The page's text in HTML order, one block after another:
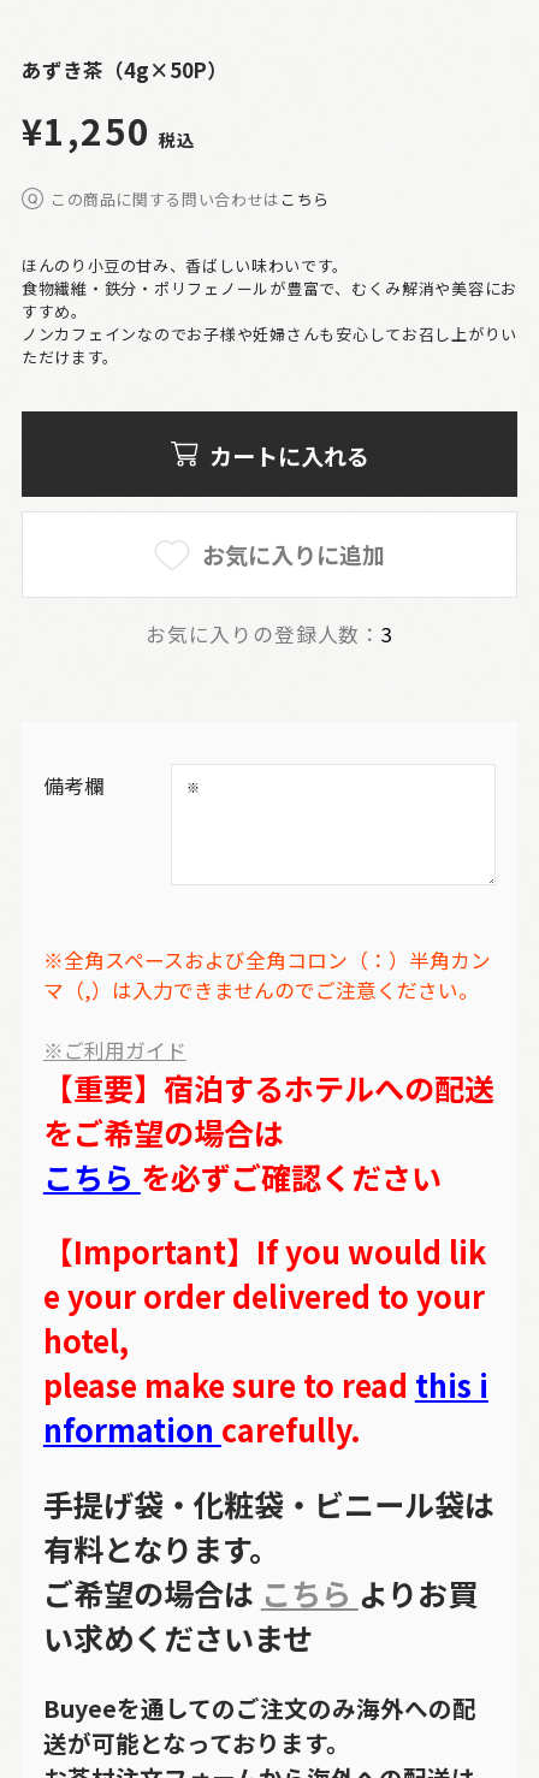
あずき茶（4g×50P）
¥1,250 税込
この商品に関する問い合わせは こちら
ほんのり小豆の甘み、香ばしい味わいです。
食物繊維・鉄分・ポリフェノールが豊富で、むくみ解消や美容にお
すすめ。
ノンカフェインなのでお子様や妊婦さんも安心してお召し上がりい
ただけます。
カートに入れる
お気に入りに追加
お気に入りの登録人数：3
備考欄
※全角スペースおよび全角コロン（：）半角カン
マ（,）は入力できませんのでご注意ください。
※ご利用ガイド
【重要】宿泊するホテルへの配送
をご希望の場合は
こちら を必ずご確認ください
【Important】If you would lik
e your order delivered to your
hotel,
please make sure to read this i
nformation carefully.
手提げ袋・化粧袋・ビニール袋は
有料となります。
ご希望の場合は こちら よりお買
い求めくださいませ
Buyeeを通してのご注文のみ海外への配
送が可能となっております。